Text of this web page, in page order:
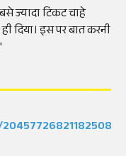
ज्यादा टिकट चाहे
दिया। इस पर बात करनी